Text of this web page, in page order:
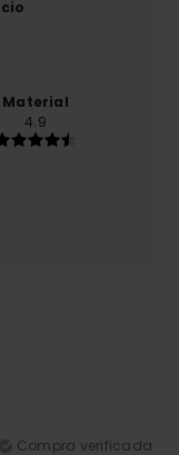
Material
4.9
Compra verificada